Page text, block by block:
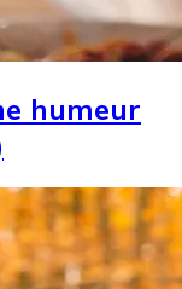
humeur